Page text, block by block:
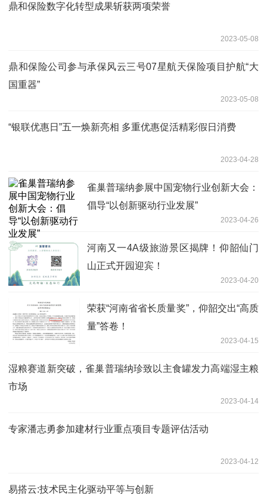
鼎和保险数字化转型成果斩获两项荣誉
2023-05-08
鼎和保险公司参与承保风云三号07星航天保险项目护航“大
国重器”
2023-05-08
“银联优惠日”五一焕新亮相 多重优惠促活精彩假日消费
2023-04-28
雀巢普瑞纳参展中国宠物行业创新大会：
倡导“以创新驱动行业发展”
2023-04-26
河南又一4A级旅游景区揭牌！仰韶仙门
山正式开园迎宾！
2023-04-20
荣获“河南省省长质量奖”，仰韶交出“高质
量”答卷！
2023-04-15
湿粮赛道新突破，雀巢普瑞纳珍致以主食罐发力高端湿主粮
市场
2023-04-14
专家潘志勇参加建材行业重点项目专题评估活动
2023-04-12
易搭云:技术民主化驱动平等与创新